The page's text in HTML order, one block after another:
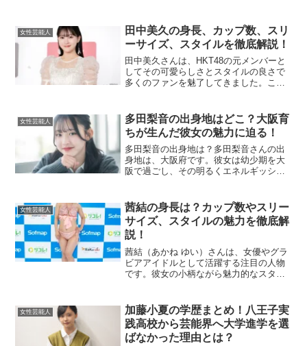
友花恋さんの家族構成や父親の年収に迫
ります。大友花恋の父親はど...
女性芸能人
田中美久の身長、カップ数、スリ
ーサイズ、スタイルを徹底解説！
田中美久さんは、HKT48の元メンバーと
してその可愛らしさとスタイルの良さで
多くのファンを魅了してきました。この
す。また、そのスタイルの特徴や魅力、
維持の秘訣についても掘...
女性芸能人
多田梨音の出身地はどこ？大阪育
ちが生んだ彼女の魅力に迫る！
多田梨音の出身地は？多田梨音さんの出
身地は、大阪府です。彼女は幼少期を大
阪で過ごし、その明るくエネルギッシュ
のタレントやアーティストを輩出してい
る地域で、彼女もその一人...
女性芸能人
茜結の身長は？カップ数やスリー
サイズ、スタイルの魅力を徹底解
説！
茜結（あかね ゆい）さんは、女優やグラ
ビアアイドルとして活躍する注目の人物
です。彼女の小柄ながら魅力的なスタイ
やカップ数、スリーサイズ、さらにスタ
イルの魅力に迫ります。...
女性芸能人
加藤小夏の学歴まとめ！八王子実
践高校から芸能界へ大学進学を選
ばなかった理由とは？